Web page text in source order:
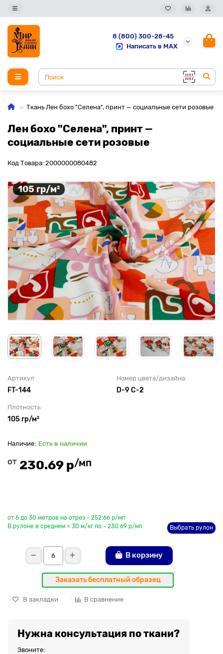
8 (800) 300-28-45
Написать в MAX
Ткань Лен бохо "Селена", принт — социальные сети розовые
Лен бохо "Селена", принт —
социальные сети розовые
Код Товара: 2000000080482
105 гр/м²
Артикул
FT-144
Номер цвета/дизайна
D-9 C-2
Плотность
105 гр/м²
Есть в наличии
от 230.69 р/мп
от 6 до 30 метров на отрез - 252.66 р/мп
В рулоне в среднем = 30 м/кг по - 230.69 р/мп
Выбрать рулон
В корзину
Заказать бесплатный образец
В закладки В сравнение
Нужна консультация по ткани?
Звоните: